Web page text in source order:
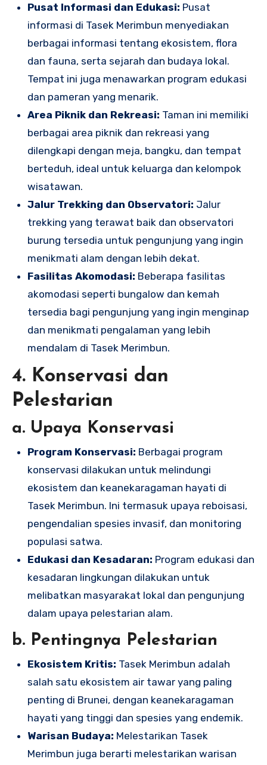
Pusat Informasi dan Edukasi: Pusat
informasi di Tasek Merimbun menyediakan
berbagai informasi tentang ekosistem, flora
dan fauna, serta sejarah dan budaya lokal.
Tempat ini juga menawarkan program edukasi
dan pameran yang menarik.
Area Piknik dan Rekreasi: Taman ini memiliki
berbagai area piknik dan rekreasi yang
dilengkapi dengan meja, bangku, dan tempat
berteduh, ideal untuk keluarga dan kelompok
wisatawan.
Jalur Trekking dan Observatori: Jalur
trekking yang terawat baik dan observatori
burung tersedia untuk pengunjung yang ingin
menikmati alam dengan lebih dekat.
Fasilitas Akomodasi: Beberapa fasilitas
akomodasi seperti bungalow dan kemah
tersedia bagi pengunjung yang ingin menginap
dan menikmati pengalaman yang lebih
mendalam di Tasek Merimbun.
4. Konservasi dan
Pelestarian
a. Upaya Konservasi
Program Konservasi: Berbagai program
konservasi dilakukan untuk melindungi
ekosistem dan keanekaragaman hayati di
Tasek Merimbun. Ini termasuk upaya reboisasi,
pengendalian spesies invasif, dan monitoring
populasi satwa.
Edukasi dan Kesadaran: Program edukasi dan
kesadaran lingkungan dilakukan untuk
melibatkan masyarakat lokal dan pengunjung
dalam upaya pelestarian alam.
b. Pentingnya Pelestarian
Ekosistem Kritis: Tasek Merimbun adalah
salah satu ekosistem air tawar yang paling
penting di Brunei, dengan keanekaragaman
hayati yang tinggi dan spesies yang endemik.
Warisan Budaya: Melestarikan Tasek
Merimbun juga berarti melestarikan warisan